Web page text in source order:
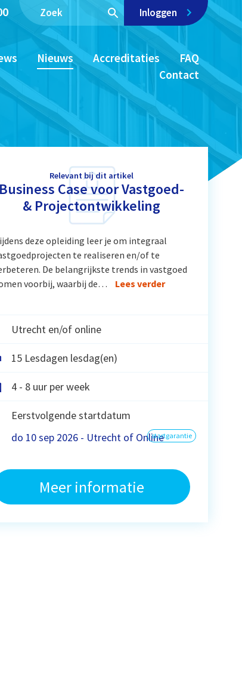
Inloggen
Nieuws Accreditaties
FAQ
Contact
Relevant bij dit artikel
Business Case voor Vastgoed-
& Projectontwikkeling
deze opleiding leer je om integraal
te realiseren en/of te
De belangrijkste trends in vastgoed
voorbij, waarbij de…
Lees verder
Utrecht en/of online
15 Lesdagen lesdag(en)
4 - 8 uur per week
Eerstvolgende startdatum
do 10 sep 2026 - Utrecht of Onlinestartgarantie
Meer informatie